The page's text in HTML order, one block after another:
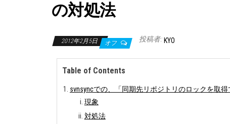
の対処法
2012年2月5日 オフ 投稿者: KYO
Table of Contents
svnsyncでの、「同期先リポジトリのロックを取
現象
対処法